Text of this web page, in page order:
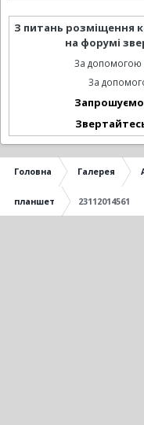
З питань розміщення
на форумі
За
За
Запрошуємо
Головна Галерея
планшет 23112014561